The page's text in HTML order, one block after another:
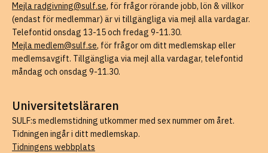
Mejla radgivning@sulf.se, för frågor rörande jobb, lön & villkor
(endast för medlemmar) är vi tillgängliga via mejl alla vardagar.
Telefontid onsdag 13-15 och fredag 9-11.30.
Mejla medlem@sulf.se, för frågor om ditt medlemskap eller
medlemsavgift. Tillgängliga via mejl alla vardagar, telefontid
måndag och onsdag 9-11.30.
Universitetsläraren
SULF:s medlemstidning utkommer med sex nummer om året.
Tidningen ingår i ditt medlemskap.
Tidningens webbplats